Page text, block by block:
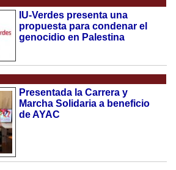
IU-Verdes presenta una
propuesta para condenar el
genocidio en Palestina
Presentada la Carrera y
Marcha Solidaria a beneficio
de AYAC